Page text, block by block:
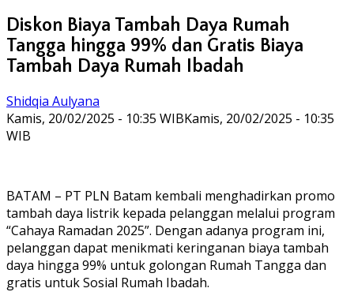
Diskon Biaya Tambah Daya Rumah
Tangga hingga 99% dan Gratis Biaya
Tambah Daya Rumah Ibadah
Shidqia Aulyana
Kamis, 20/02/2025 - 10:35 WIBKamis, 20/02/2025 - 10:35
WIB
BATAM – PT PLN Batam kembali menghadirkan promo
tambah daya listrik kepada pelanggan melalui program
“Cahaya Ramadan 2025”. Dengan adanya program ini,
pelanggan dapat menikmati keringanan biaya tambah
daya hingga 99% untuk golongan Rumah Tangga dan
gratis untuk Sosial Rumah Ibadah.